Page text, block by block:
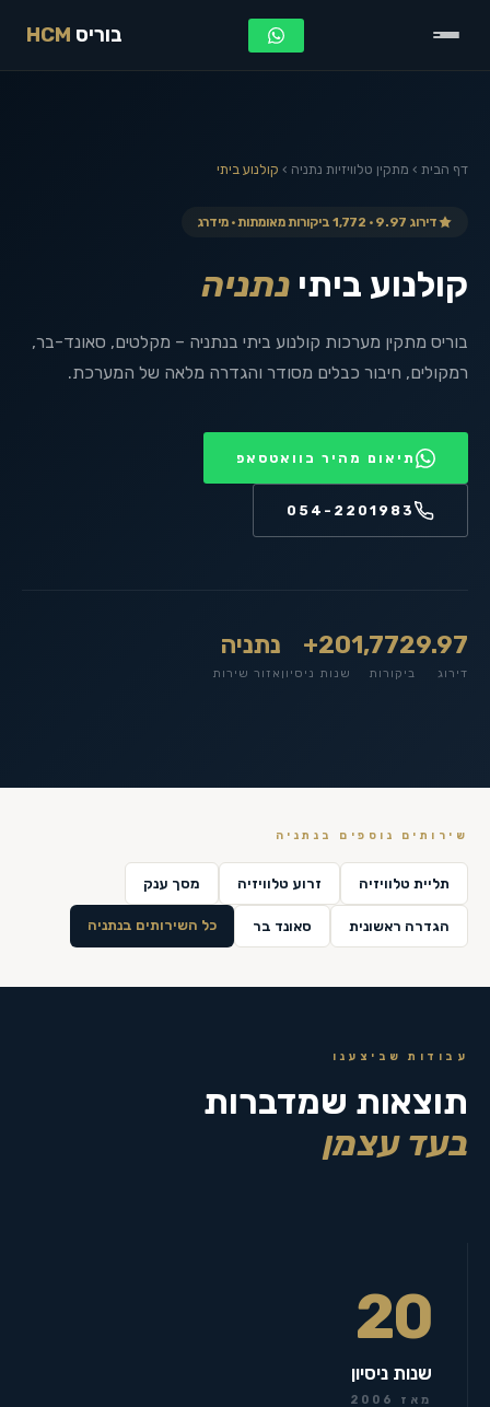
בוריס HCM
דף הבית › מתקין טלוויזיות נתניה › קולנוע ביתי
דירוג 9.97 · 1,772 ביקורות מאומתות · מידרג
קולנוע ביתי נתניה
בוריס מתקין מערכות קולנוע ביתי בנתניה – מקלטים, סאונד-בר,
רמקולים, חיבור כבלים מסודר והגדרה מלאה של המערכת.
תיאום מהיר בוואטסאפ
054-2201983
9.97
דירוג
1,772
ביקורות
20+
שנות ניסיון
נתניה
אזור שירות
שירותים נוספים ב נתניה
תליית טלוויזיה זרוע טלוויזיה מסך ענק
הגדרה ראשונית סאונד בר כל השירותים בנתניה
עבודות שביצענו
תוצאות שמדברות
בעד עצמן
20
שנות ניסיון
מאז 2006